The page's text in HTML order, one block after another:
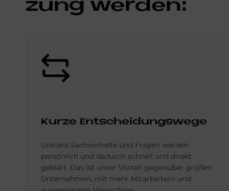
zung wer­den:
Bild
Kur­ze Ent­schei­dungs­we­ge
Unklare Sachverhalte und Fragen werden
persönlich und dadurch schnell und direkt
geklärt. Das ist unser Vorteil gegenüber großen
Unternehmen, mit mehr Mitarbeitern und